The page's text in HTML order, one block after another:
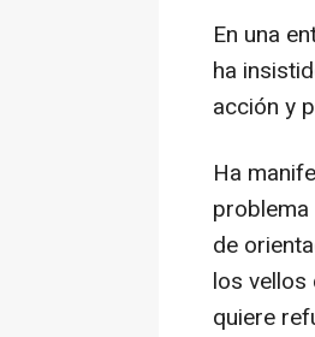
En una
ha
acción y
Ha
de
los vellos
quiere